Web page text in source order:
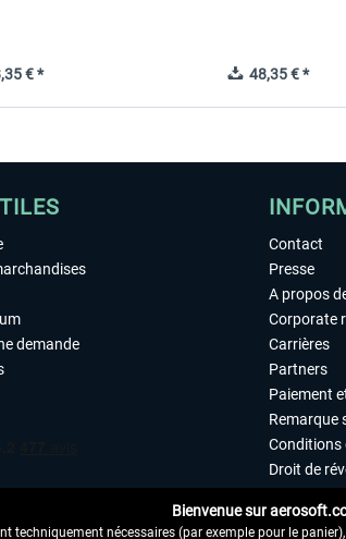
€ * 48,35 € *
demande
Contact
Presse
A propos
Corporate
Carrières
Partners
Paiement
Remarque
Conditions
Droit de
Bienvenue sur
techniquement nécessaires (par exemple pour le